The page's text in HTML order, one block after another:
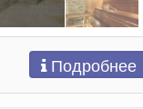
Подробнее